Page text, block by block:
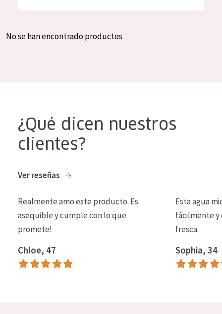
Crema de día
Crema de noche
Limpieza
COLECCIÓN
Essentials
Lift+
Spanish
No se han encontrado productos
¿Qué dicen nuestros
clientes?
Ver reseñas
Realmente amo este producto. Es
asequible y cumple con lo que
promete!
Chloe, 47
Esta agua
fácilmente y
fresca.
Sophia, 34